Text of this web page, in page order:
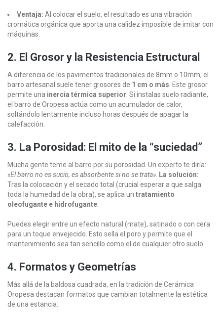
Ventaja: Al colocar el suelo, el resultado es una vibración
cromática orgánica que aporta una calidez imposible de imitar con
máquinas.
2. El Grosor y la Resistencia Estructural
A diferencia de los pavimentos tradicionales de 8mm o 10mm, el
barro artesanal suele tener grosores de 1 cm o más . Este grosor
permite una inercia térmica superior . Si instalas suelo radiante,
el barro de Oropesa actúa como un acumulador de calor,
soltándolo lentamente incluso horas después de apagar la
calefacción.
3. La Porosidad: El mito de la “suciedad”
Mucha gente teme al barro por su porosidad. Un experto te diría:
«El barro no es sucio, es absorbente si no se trata» La solución:
Tras la colocación y el secado total (crucial esperar a que salga
toda la humedad de la obra), se aplica un tratamiento
oleofugante e hidrofugante
Puedes elegir entre un efecto natural (mate), satinado o con cera
para un toque envejecido. Esto sella el poro y permite que el
mantenimiento sea tan sencillo como el de cualquier otro suelo.
4. Formatos y Geometrías
Más allá de la baldosa cuadrada, en la tradición de Cerámica
Oropesa destacan formatos que cambian totalmente la estética
de una estancia: